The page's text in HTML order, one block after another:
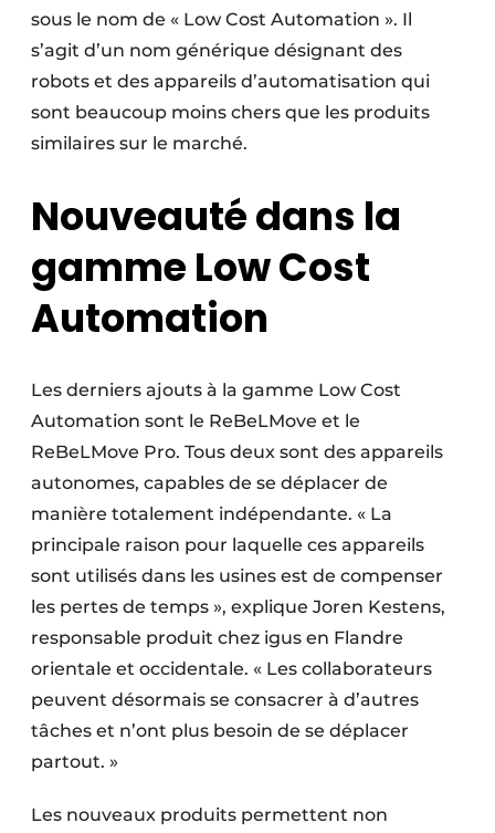
sous le nom de « Low Cost Automation ». Il
s’agit d’un nom générique désignant des
robots et des appareils d’automatisation qui
sont beaucoup moins chers que les produits
similaires sur le marché.
Nouveauté dans la
gamme Low Cost
Automation
Les derniers ajouts à la gamme Low Cost
Automation sont le ReBeLMove et le
ReBeLMove Pro. Tous deux sont des appareils
autonomes, capables de se déplacer de
manière totalement indépendante. « La
principale raison pour laquelle ces appareils
sont utilisés dans les usines est de compenser
les pertes de temps », explique Joren Kestens,
responsable produit chez igus en Flandre
orientale et occidentale. « Les collaborateurs
peuvent désormais se consacrer à d’autres
tâches et n’ont plus besoin de se déplacer
partout. »
Les nouveaux produits permettent non